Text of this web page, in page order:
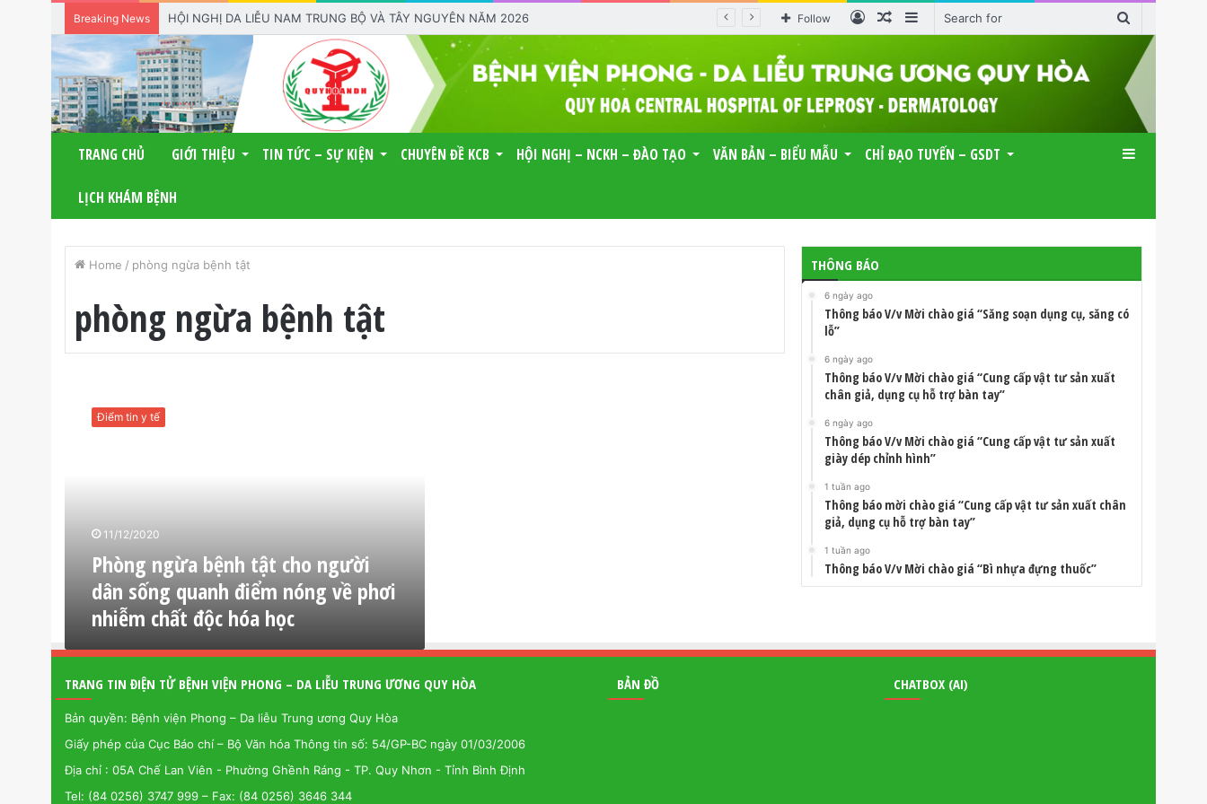
Breaking News HỘI NGHỊ DA LIỄU NAM TRUNG BỘ VÀ TÂY NGUYÊN NĂM 2026
for
Sidebar
Random
Log
Follow
TRANG CHỦ GIỚI THIỆU TIN TỨC – SỰ KIỆN CHUYÊN ĐỀ KCB HỘI NGHỊ – NCKH – ĐÀO TẠO VĂN BẢN – BIỂU MẪU CHỈ ĐẠO TUYẾN – GSDT
LỊCH KHÁM BỆNH
Home / phòng ngừa bệnh tật
phòng ngừa bệnh tật
ậ
c
h
n
g
Điểm tin y tế
11/12/2020
Phòng ngừa bệnh tật cho người
dân sống quanh điểm nóng về phơi
nhiễm chất độc hóa học
THÔNG BÁO
6 ngày ago
Thông báo V/v Mời chào giá “Săng soạn dụng cụ, săng có
lỗ”
6 ngày ago
Thông báo V/v Mời chào giá “Cung cấp vật tư sản xuất
chân giả, dụng cụ hỗ trợ bàn tay”
6 ngày ago
Thông báo V/v Mời chào giá “Cung cấp vật tư sản xuất
giày dép chỉnh hình”
1 tuần ago
Thông báo mời chào giá “Cung cấp vật tư sản xuất chân
giả, dụng cụ hỗ trợ bàn tay”
1 tuần ago
Thông báo V/v Mời chào giá “Bì nhựa đựng thuốc”
TRANG TIN ĐIỆN TỬ BỆNH VIỆN PHONG – DA LIỄU TRUNG ƯƠNG QUY HÒA
Bản quyền: Bệnh viện Phong – Da liễu Trung ương Quy Hòa
Giấy phép của Cục Báo chí – Bộ Văn hóa Thông tin số: 54/GP-BC ngày 01/03/2006
Địa chỉ : 05A Chế Lan Viên - Phường Ghềnh Ráng - TP. Quy Nhơn - Tỉnh Bình Định
Tel: (84 0256) 3747 999 – Fax: (84 0256) 3646 344
BẢN ĐỒ CHATBOX (AI)